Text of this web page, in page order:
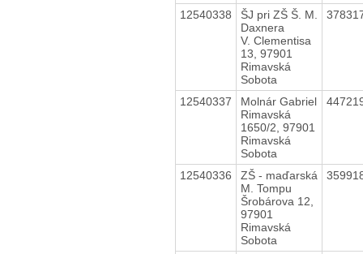
12540338
ŠJ pri ZŠ Š. M.
Daxnera
V. Clementisa
13, 97901
Rimavská
Sobota
12540337
Molnár Gabriel
Rimavská
1650/2, 97901
Rimavská
Sobota
12540336
ZŠ - maďarská
M. Tompu
Šrobárova 12,
97901
Rimavská
Sobota